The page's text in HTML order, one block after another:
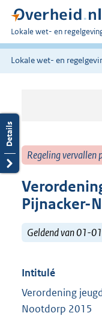
U
bent
hier:
Lokale wet- en
Lokale wet- en
Regeling
Pijnacker-
Geldend van 01-
Intitulé
Verordening
Nootdorp 2015